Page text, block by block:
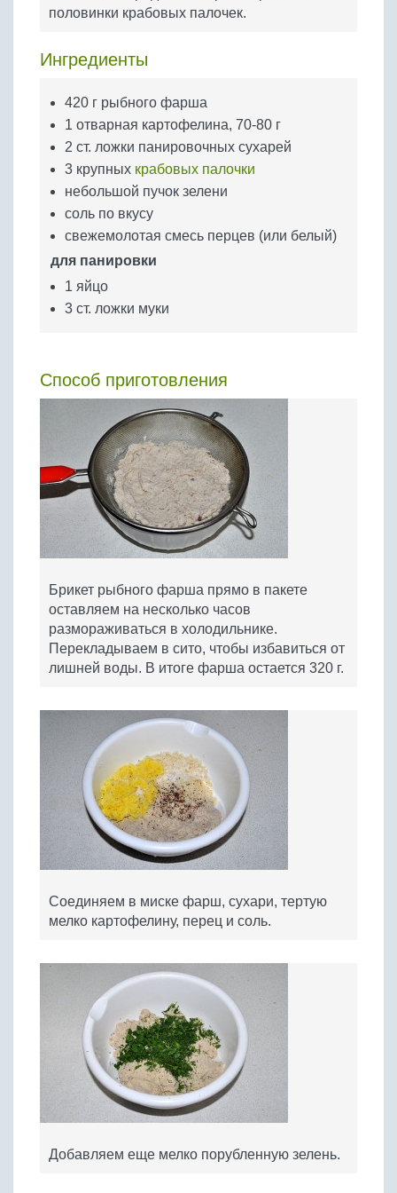
Бобовые
Крупы
половинки крабовых палочек.
Ингредиенты
420 г рыбного фарша
1 отварная картофелина, 70-80 г
2 ст. ложки панировочных сухарей
3 крупных крабовых палочки
небольшой пучок зелени
соль по вкусу
свежемолотая смесь перцев (или белый)
для панировки
1 яйцо
3 ст. ложки муки
Способ приготовления
Брикет рыбного фарша прямо в пакете
оставляем на несколько часов
размораживаться в холодильнике.
Перекладываем в сито, чтобы избавиться от
лишней воды. В итоге фарша остается 320 г.
Соединяем в миске фарш, сухари, тертую
мелко картофелину, перец и соль.
Добавляем еще мелко порубленную зелень.